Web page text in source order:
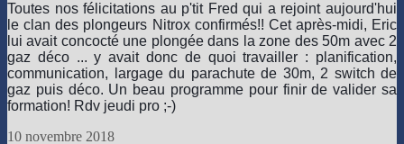
Toutes nos félicitations au p'tit Fred qui a rejoint aujourd'hui
le clan des plongeurs Nitrox confirmés!! Cet après-midi, Eric
lui avait concocté une plongée dans la zone des 50m avec 2
gaz déco ... y avait donc de quoi travailler : planification,
communication, largage du parachute de 30m, 2 switch de
gaz puis déco. Un beau programme pour finir de valider sa
formation! Rdv jeudi pro ;-)
10 novembre 2018